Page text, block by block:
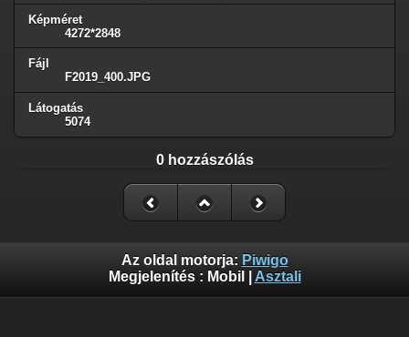
Képméret
4272*2848
Fájl
F2019_400.JPG
Látogatás
5074
0 hozzászólás
Az oldal motorja: Piwigo
Megjelenítés : Mobil Asztali